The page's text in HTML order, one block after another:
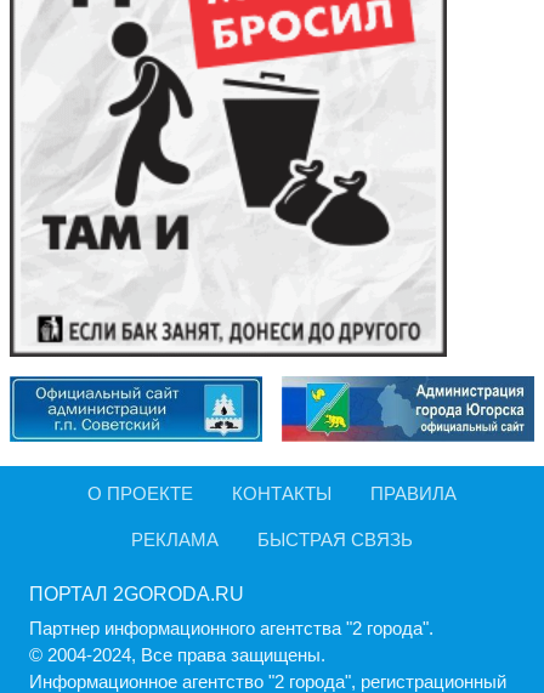
О ПРОЕКТЕ КОНТАКТЫ ПРАВИЛА
РЕКЛАМА БЫСТРАЯ СВЯЗЬ
ПОРТАЛ 2GORODA.RU
Партнер информационного агентства "2 города".
© 2004-2024, Все права защищены.
Информационное агентство "2 города", регистрационный